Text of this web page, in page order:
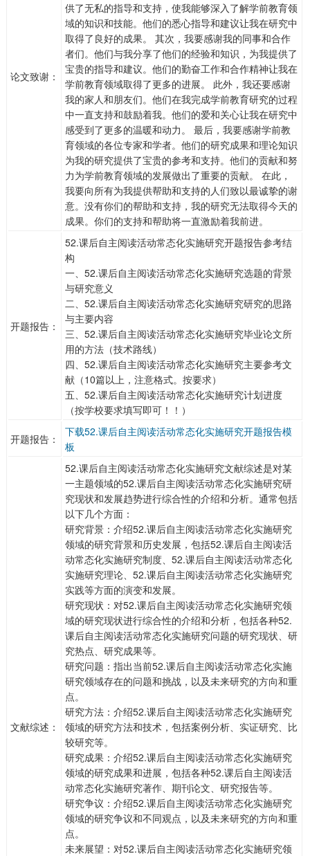
论文致谢：
供了无私的指导和支持，使我能够深入了解学前教育领
域的知识和技能。他们的悉心指导和建议让我在研究中
取得了良好的成果。 其次，我要感谢我的同事和合作
者们。他们与我分享了他们的经验和知识，为我提供了
宝贵的指导和建议。他们的勤奋工作和合作精神让我在
学前教育领域取得了更多的进展。 此外，我还要感谢
我的家人和朋友们。他们在我完成学前教育研究的过程
中一直支持和鼓励着我。他们的爱和关心让我在研究中
感受到了更多的温暖和动力。 最后，我要感谢学前教
育领域的各位专家和学者。他们的研究成果和理论知识
为我的研究提供了宝贵的参考和支持。他们的贡献和努
力为学前教育领域的发展做出了重要的贡献。 在此，
我要向所有为我提供帮助和支持的人们致以最诚挚的谢
意。没有你们的帮助和支持，我的研究无法取得今天的
成果。你们的支持和帮助将一直激励着我前进。
开题报告：
52.课后自主阅读活动常态化实施研究开题报告参考结
构
一、52.课后自主阅读活动常态化实施研究选题的背景
与研究意义
二、52.课后自主阅读活动常态化实施研究研究的思路
与主要内容
三、52.课后自主阅读活动常态化实施研究毕业论文所
用的方法（技术路线）
四、52.课后自主阅读活动常态化实施研究主要参考文
献（10篇以上，注意格式。按要求）
五、52.课后自主阅读活动常态化实施研究计划进度
（按学校要求填写即可！！）
开题报告：
下载52.课后自主阅读活动常态化实施研究开题报告模
板
文献综述：
52.课后自主阅读活动常态化实施研究文献综述是对某
一主题领域的52.课后自主阅读活动常态化实施研究研
究现状和发展趋势进行综合性的介绍和分析。通常包括
以下几个方面：
研究背景：介绍52.课后自主阅读活动常态化实施研究
领域的研究背景和历史发展，包括52.课后自主阅读活
动常态化实施研究制度、52.课后自主阅读活动常态化
实施研究理论、52.课后自主阅读活动常态化实施研究
实践等方面的演变和发展。
研究现状：对52.课后自主阅读活动常态化实施研究领
域的研究现状进行综合性的介绍和分析，包括各种52.
课后自主阅读活动常态化实施研究问题的研究现状、研
究热点、研究成果等。
研究问题：指出当前52.课后自主阅读活动常态化实施
研究领域存在的问题和挑战，以及未来研究的方向和重
点。
研究方法：介绍52.课后自主阅读活动常态化实施研究
领域的研究方法和技术，包括案例分析、实证研究、比
较研究等。
研究成果：介绍52.课后自主阅读活动常态化实施研究
领域的研究成果和进展，包括各种52.课后自主阅读活
动常态化实施研究著作、期刊论文、研究报告等。
研究争议：介绍52.课后自主阅读活动常态化实施研究
领域的研究争议和不同观点，以及未来研究的方向和重
点。
未来展望：对52.课后自主阅读活动常态化实施研究领